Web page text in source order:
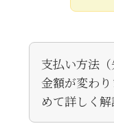
支払い方法
金額が変わ
めて詳しく解